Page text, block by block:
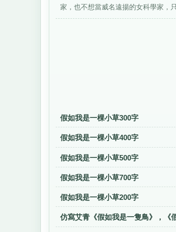
家，也不想當威名遠揚的女科學家，
假如我是一棵小草300字
假如我是一棵小草400字
假如我是一棵小草500字
假如我是一棵小草700字
假如我是一棵小草200字
仿寫艾青《假如我是一隻鳥》，《